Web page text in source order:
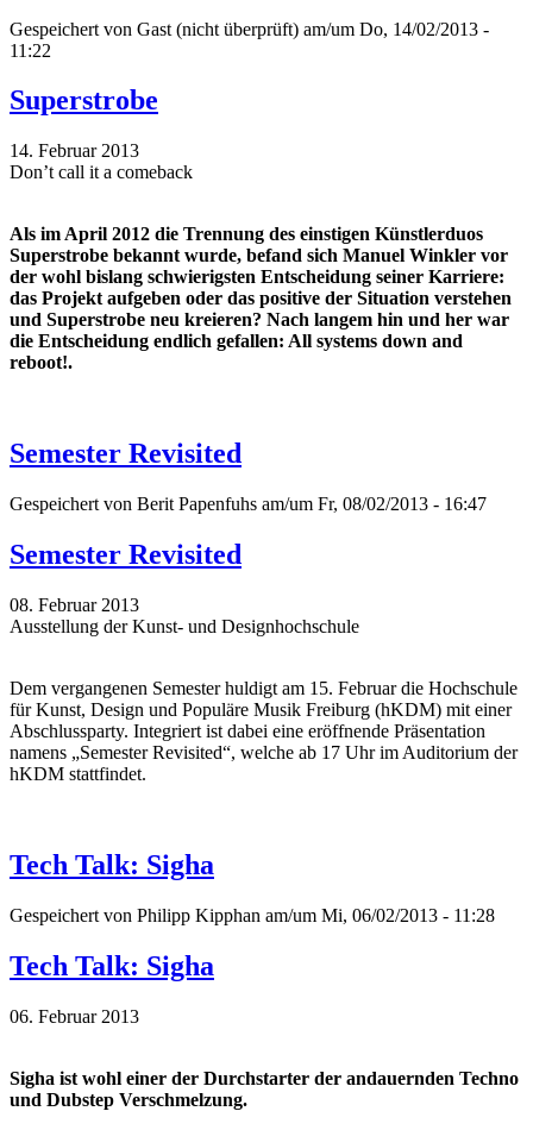
Gespeichert von Gast (nicht überprüft) am/um Do, 14/02/2013 -
11:22
Superstrobe
14. Februar 2013
Don’t call it a comeback
Als im April 2012 die Trennung des einstigen Künstlerduos
Superstrobe bekannt wurde, befand sich Manuel Winkler vor
der wohl bislang schwierigsten Entscheidung seiner Karriere:
das Projekt aufgeben oder das positive der Situation verstehen
und Superstrobe neu kreieren? Nach langem hin und her war
die Entscheidung endlich gefallen: All systems down and
reboot!.
Semester Revisited
Gespeichert von Berit Papenfuhs am/um Fr, 08/02/2013 - 16:47
Semester Revisited
08. Februar 2013
Ausstellung der Kunst- und Designhochschule
Dem vergangenen Semester huldigt am 15. Februar die Hochschule
für Kunst, Design und Populäre Musik Freiburg (hKDM) mit einer
Abschlussparty. Integriert ist dabei eine eröffnende Präsentation
namens „Semester Revisited“, welche ab 17 Uhr im Auditorium der
hKDM stattfindet.
Tech Talk: Sigha
Gespeichert von Philipp Kipphan am/um Mi, 06/02/2013 - 11:28
Tech Talk: Sigha
06. Februar 2013
Sigha ist wohl einer der Durchstarter der andauernden Techno
und Dubstep Verschmelzung.